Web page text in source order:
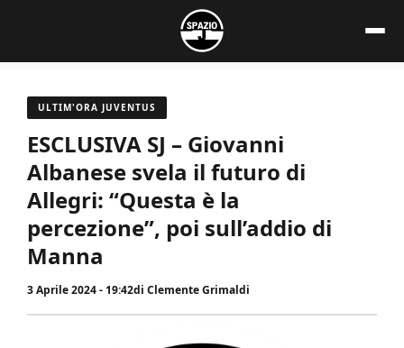
contenuto
ULTIM'ORA JUVENTUS
ESCLUSIVA SJ – Giovanni
Albanese svela il futuro di
Allegri: “Questa è la
percezione”, poi sull’addio di
Manna
3 Aprile 2024 - 19:42di Clemente Grimaldi